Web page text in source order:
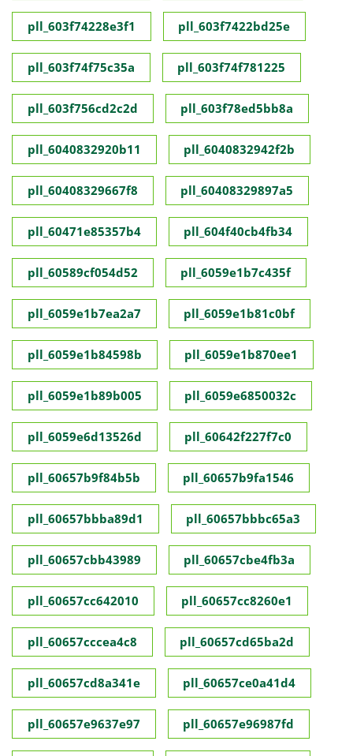
pll_603f74228e3f1 pll_603f7422bd25e
pll_603f74f75c35a pll_603f74f781225
pll_603f756cd2c2d pll_603f78ed5bb8a
pll_6040832920b11 pll_6040832942f2b
pll_60408329667f8 pll_60408329897a5
pll_60471e85357b4 pll_604f40cb4fb34
pll_60589cf054d52 pll_6059e1b7c435f
pll_6059e1b7ea2a7 pll_6059e1b81c0bf
pll_6059e1b84598b pll_6059e1b870ee1
pll_6059e1b89b005 pll_6059e6850032c
pll_6059e6d13526d pll_60642f227f7c0
pll_60657b9f84b5b pll_60657b9fa1546
pll_60657bbba89d1 pll_60657bbbc65a3
pll_60657cbb43989 pll_60657cbe4fb3a
pll_60657cc642010 pll_60657cc8260e1
pll_60657cccea4c8 pll_60657cd65ba2d
pll_60657cd8a341e pll_60657ce0a41d4
pll_60657e9637e97 pll_60657e96987fd